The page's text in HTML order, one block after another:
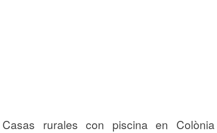
Casas rurales con piscina en Colònia